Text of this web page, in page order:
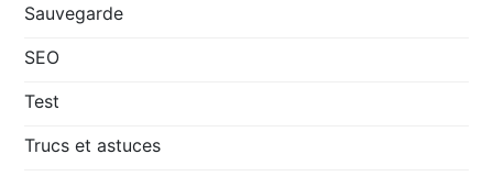
Sauvegarde
SEO
Test
Trucs et astuces